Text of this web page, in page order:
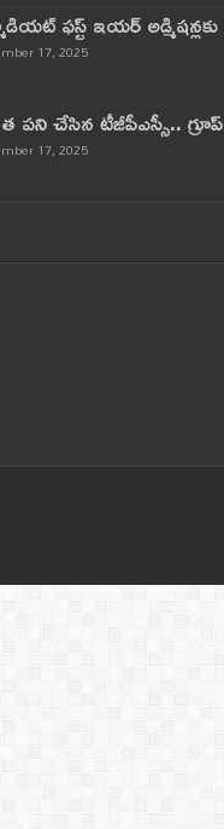
ఫస్ట్‌ ఇయర్‌
17, 2025
పని చేసిన టీజీపీఎస్సీ..
17, 2025